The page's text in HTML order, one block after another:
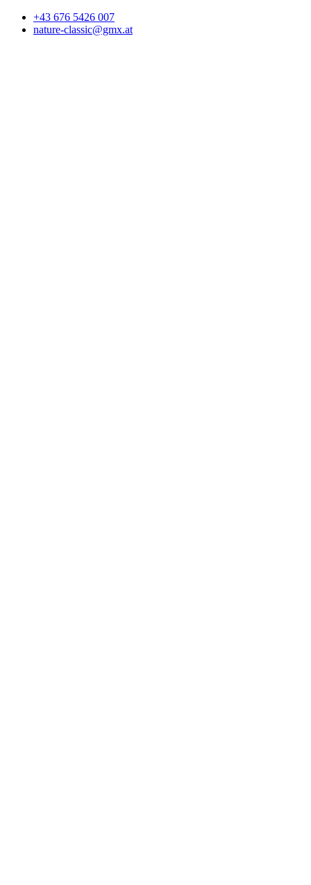
+43 676 5426 007
nature-classic@gmx.at